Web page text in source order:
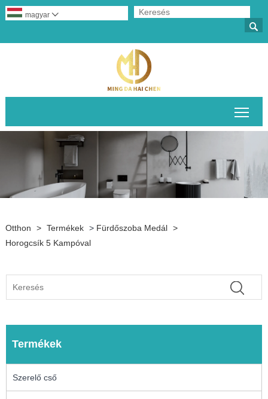

magyar 
Otthon > Termékek > Fürdőszoba Medál >
Horogcsík 5 Kampóval
Termékek
Szerelő cső